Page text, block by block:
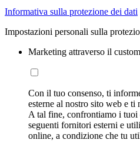
Informativa sulla protezione dei dati
Impostazioni personali sulla
Marketing attraverso il
Con il tuo consenso, ti
esterne al nostro sito web e
A tal fine, confrontiamo i
seguenti fornitori esterni e
online, a condizione che tu